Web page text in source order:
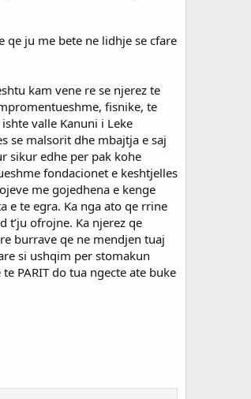
ju me bete ne lidhje se cfare
kam vene re se njerez te
fisnike, te
valle Kanuni i Leke
se malsorit dhe mbajtja e saj
sikur edhe per pak kohe
fondacionet e keshtjelles
me gojedhena e kenge
e te egra. Ka nga ato qe rrine
t’ju ofrojne. Ka njerez qe
burrave qe ne mendjen tuaj
si ushqim per stomakun
PARIT do tua ngecte ate buke